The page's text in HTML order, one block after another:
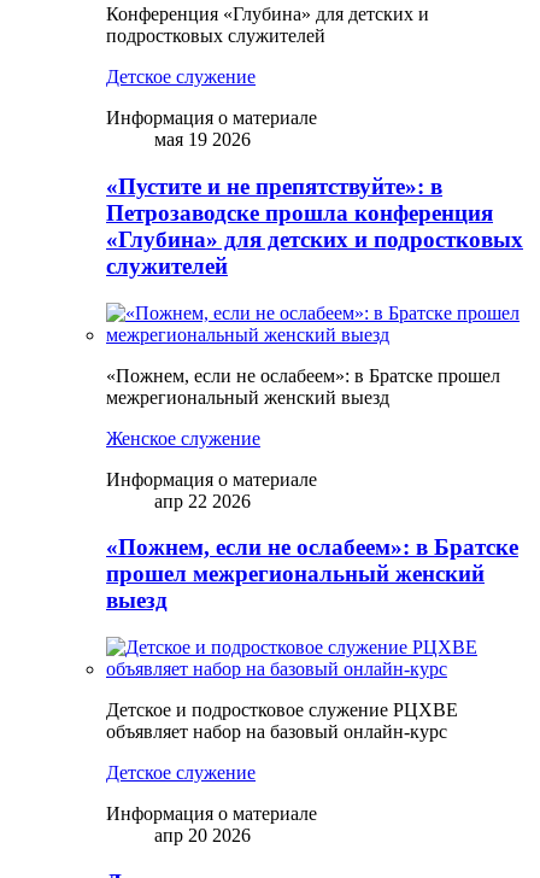
Конференция «Глубина» для детских и
подростковых служителей
Детское служение
Информация о материале
мая 19 2026
«Пустите и не препятствуйте»: в
Петрозаводске прошла конференция
«Глубина» для детских и подростковых
служителей
«Пожнем, если не ослабеем»: в Братске прошел
межрегиональный женский выезд
Женское служение
Информация о материале
апр 22 2026
«Пожнем, если не ослабеем»: в Братске
прошел межрегиональный женский
выезд
Детское и подростковое служение РЦХВЕ
объявляет набор на базовый онлайн-курс
Детское служение
Информация о материале
апр 20 2026